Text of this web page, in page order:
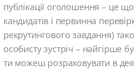
публікації оголошення – це
кандидатів і первинна
рекрутингового завдання)
особисту зустріч – найгірше
ти можеш розраховувати в